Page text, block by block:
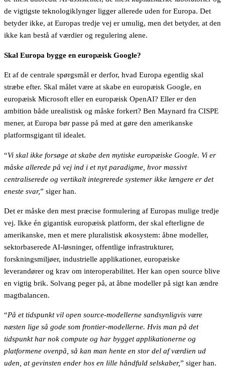
de vigtigste teknologiklynger ligger allerede uden for Europa. Det
betyder ikke, at Europas tredje vej er umulig, men det betyder, at den
ikke kan bestå af værdier og regulering alene.
Skal Europa bygge en europæisk Google?
Et af de centrale spørgsmål er derfor, hvad Europa egentlig skal
stræbe efter. Skal målet være at skabe en europæisk Google, en
europæisk Microsoft eller en europæisk OpenAI? Eller er den
ambition både urealistisk og måske forkert? Ben Maynard fra CISPE
mener, at Europa bør passe på med at gøre den amerikanske
platformsgigant til idealet.
“Vi skal ikke forsøge at skabe den mytiske europæiske Google. Vi er
måske allerede på vej ind i et nyt paradigme, hvor massivt
centraliserede og vertikalt integrerede systemer ikke længere er det
eneste svar,” siger han.
Det er måske den mest præcise formulering af Europas mulige tredje
vej. Ikke én gigantisk europæisk platform, der skal efterligne de
amerikanske, men et mere pluralistisk økosystem: åbne modeller,
sektorbaserede AI-løsninger, offentlige infrastrukturer,
forskningsmiljøer, industrielle applikationer, europæiske
leverandører og krav om interoperabilitet. Her kan open source blive
en vigtig brik. Solvang peger på, at åbne modeller på sigt kan ændre
magtbalancen.
“På et tidspunkt vil open source-modellerne sandsynligvis være
næsten lige så gode som frontier-modellerne. Hvis man på det
tidspunkt har nok compute og har bygget applikationerne og
platformene ovenpå, så kan man hente en stor del af værdien ud
uden, at gevinsten ender hos en lille håndfuld selskaber,” siger han.